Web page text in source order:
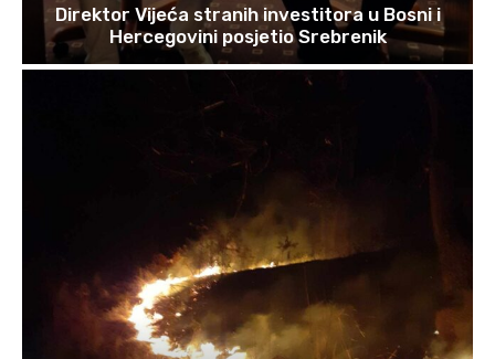
Direktor Vijeća stranih investitora u Bosni i
Hercegovini posjetio Srebrenik